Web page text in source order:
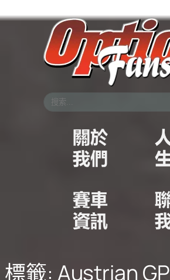
跳
標籤: Austrian GP